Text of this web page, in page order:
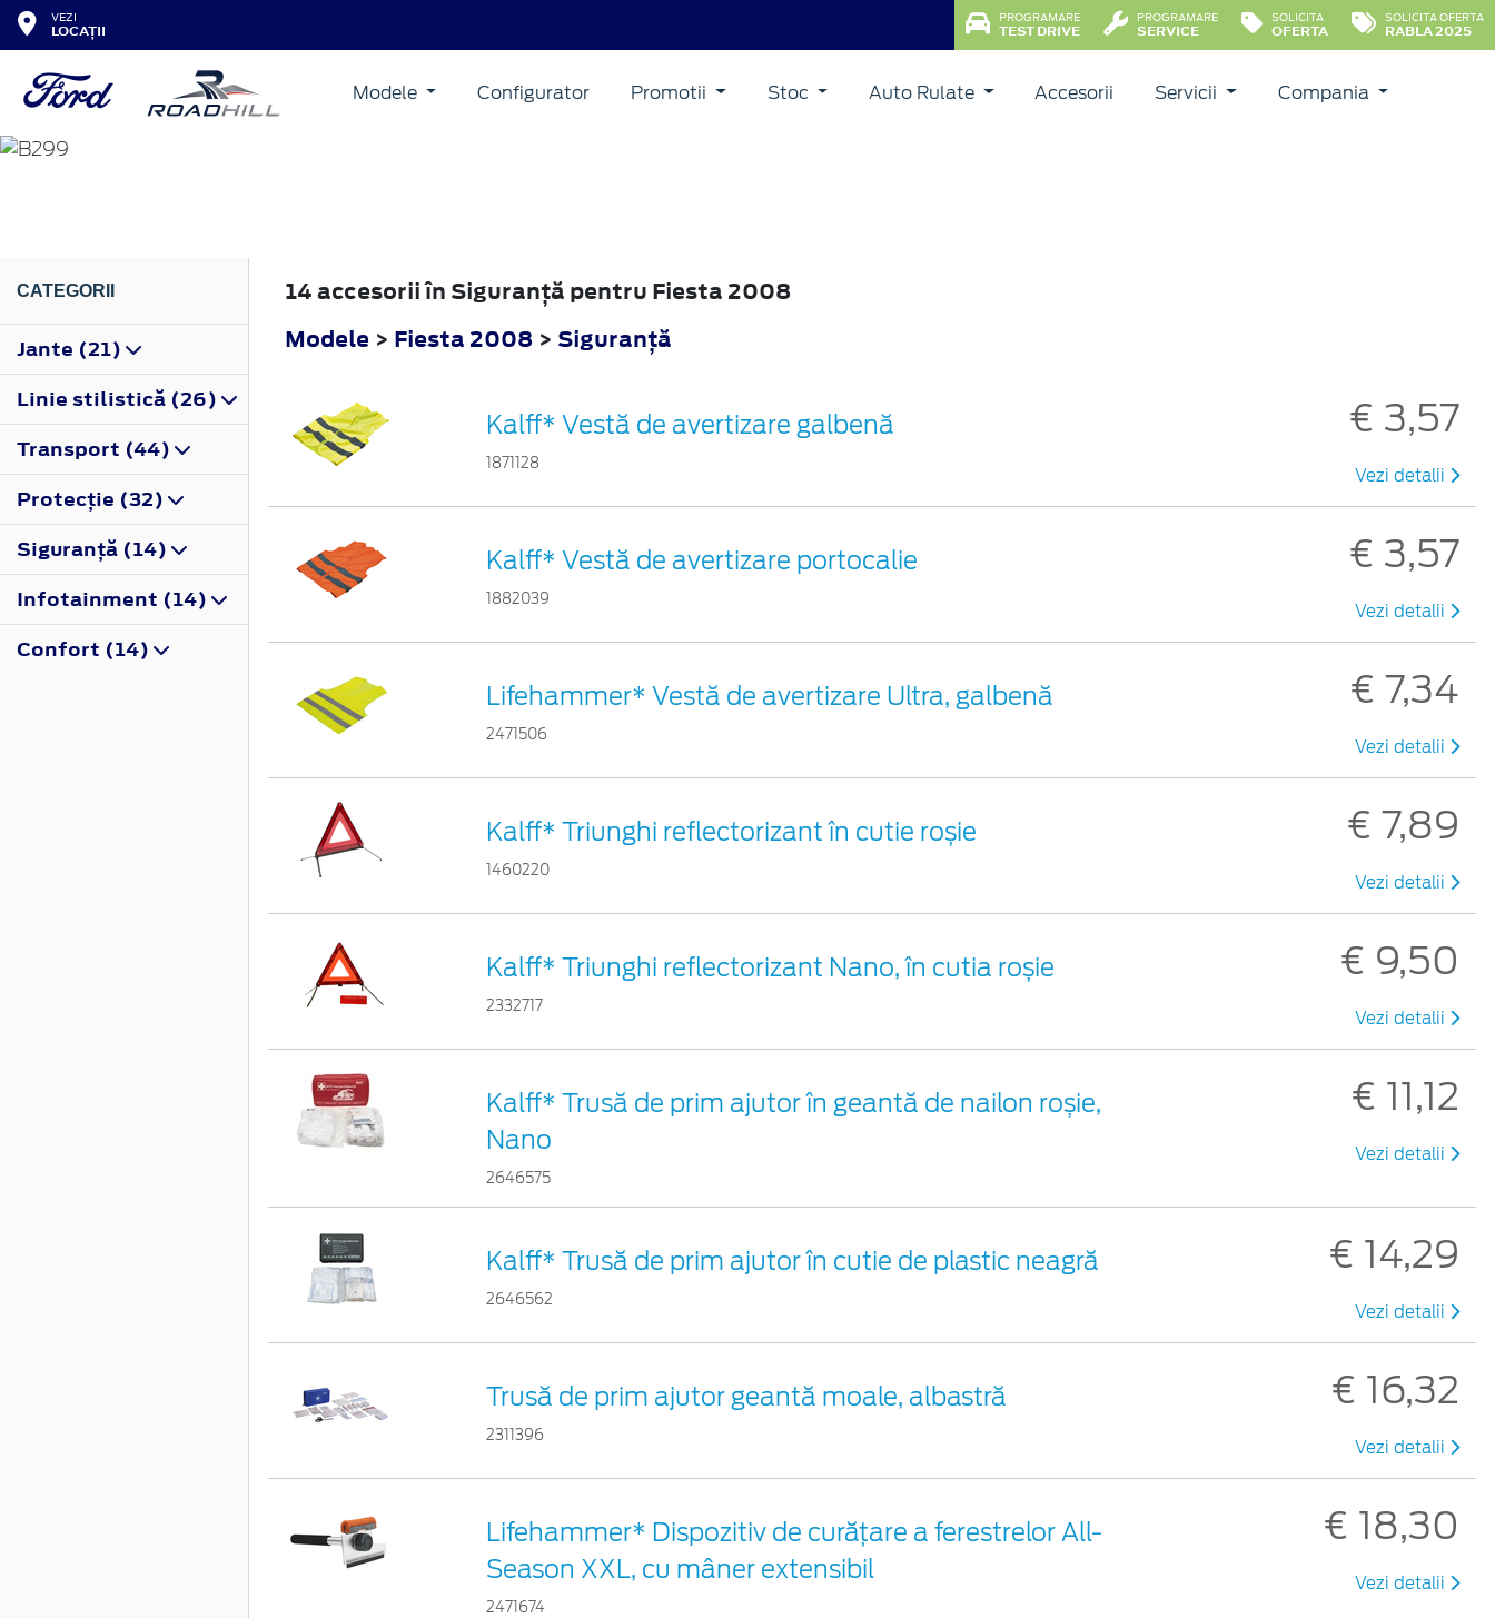
VEZI
LOCAȚII
PROGRAMARE
TEST DRIVE
PROGRAMARE
SERVICE
SOLICITA
OFERTA
SOLICITA OFERTA
RABLA 2025
Modele Configurator Promotii Stoc Auto Rulate Accesorii Servicii Compania
FIESTA
CATEGORII
Jante (21)
Linie stilistică (26)
Transport (44)
Protecţie (32)
Siguranţă (14)
Infotainment (14)
Confort (14)
14 accesorii în Siguranţă pentru Fiesta 2008
Modele > Fiesta 2008 > Siguranţă
Kalff* Vestă de avertizare galbenă
1871128
€ 3,57
Vezi detalii
Kalff* Vestă de avertizare portocalie
1882039
€ 3,57
Vezi detalii
Lifehammer* Vestă de avertizare Ultra, galbenă
2471506
€ 7,34
Vezi detalii
Kalff* Triunghi reflectorizant în cutie roșie
1460220
€ 7,89
Vezi detalii
Kalff* Triunghi reflectorizant Nano, în cutia roșie
2332717
€ 9,50
Vezi detalii
Kalff* Trusă de prim ajutor în geantă de nailon roșie,
Nano
2646575
€ 11,12
Vezi detalii
Kalff* Trusă de prim ajutor în cutie de plastic neagră
2646562
€ 14,29
Vezi detalii
Trusă de prim ajutor geantă moale, albastră
2311396
€ 16,32
Vezi detalii
Lifehammer* Dispozitiv de curățare a ferestrelor All-
Season XXL, cu mâner extensibil
2471674
€ 18,30
Vezi detalii